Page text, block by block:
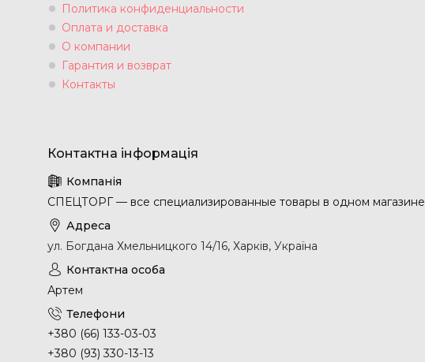
Политика конфиденциальности
Оплата и доставка
О компании
Гарантия и возврат
Контакты
СПЕЦТОРГ — все специализированные товары в одном магазине
ул. Богдана Хмельницкого 14/16, Харків, Україна
Артем
+380 (66) 133-03-03
+380 (93) 330-13-13